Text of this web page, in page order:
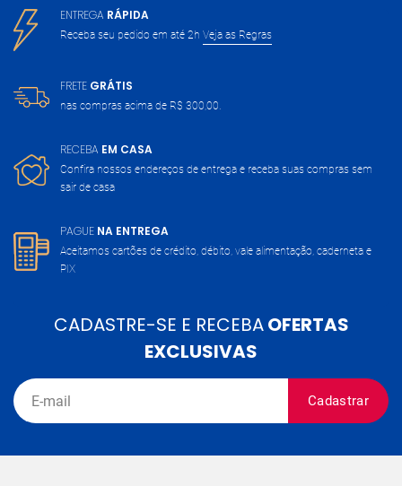
ENTREGA RÁPIDA
Receba seu pedido em até 2h Veja as Regras
FRETE GRÁTIS
nas compras acima de R$ 300,00.
RECEBA EM CASA
Confira nossos endereços de entrega e receba suas compras sem
sair de casa
PAGUE NA ENTREGA
Aceitamos cartões de crédito, débito, vale alimentação, caderneta e
PIX
CADASTRE-SE E RECEBAOFERTAS
EXCLUSIVAS
Cadastrar